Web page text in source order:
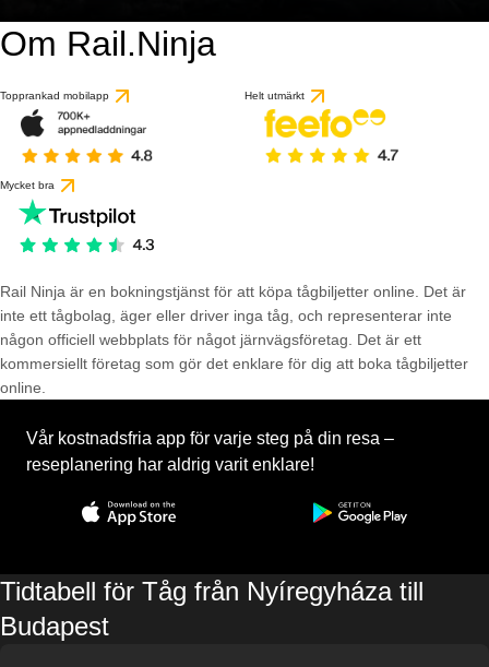
Om Rail.Ninja
Topprankad mobilapp Helt utmärkt
Mycket bra
Rail Ninja är en bokningstjänst för att köpa tågbiljetter online. Det är
inte ett tågbolag, äger eller driver inga tåg, och representerar inte
någon officiell webbplats för något järnvägsföretag. Det är ett
kommersiellt företag som gör det enklare för dig att boka tågbiljetter
online.
Vår kostnadsfria app för varje steg på din resa –
reseplanering har aldrig varit enklare!
Tidtabell för Tåg från Nyíregyháza till
Budapest